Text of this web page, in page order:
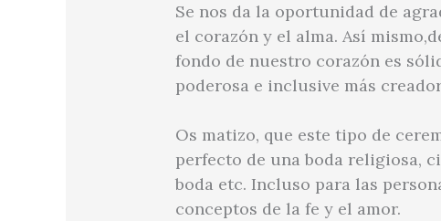
Se nos da la oportunidad de
el corazón y el alma. Así
fondo de nuestro corazón es
poderosa e inclusive más
Os matizo, que este tipo de
perfecto de una boda religiosa,
boda etc. Incluso para las
conceptos de la fe y el amor.